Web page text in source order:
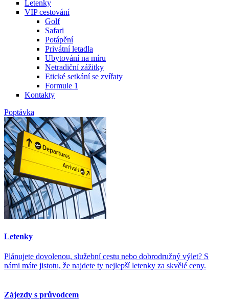
Letenky
VIP cestování
Golf
Safari
Potápění
Privátní letadla
Ubytování na míru
Netradiční zážitky
Etické setkání se zvířaty
Formule 1
Kontakty
Poptávka
Letenky
Plánujete dovolenou, služební cestu nebo dobrodružný výlet? S
námi máte jistotu, že najdete ty nejlepší letenky za skvělé ceny.
Zájezdy s průvodcem